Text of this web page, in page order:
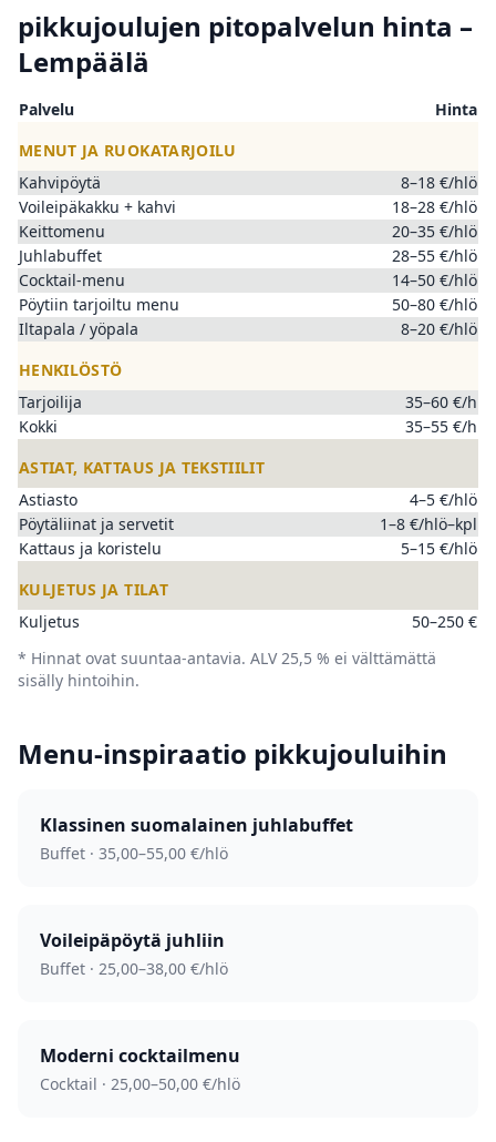
pikkujoulujen pitopalvelun hinta –
Lempäälä
Palvelu
Hinta
MENUT JA RUOKATARJOILU
Kahvipöytä
8–18 €/hlö
Voileipäkakku + kahvi
18–28 €/hlö
Keittomenu
20–35 €/hlö
Juhlabuffet
28–55 €/hlö
Cocktail-menu
14–50 €/hlö
Pöytiin tarjoiltu menu
50–80 €/hlö
Iltapala / yöpala
8–20 €/hlö
HENKILÖSTÖ
Tarjoilija
35–60 €/h
Kokki
35–55 €/h
ASTIAT, KATTAUS JA TEKSTIILIT
Astiasto
4–5 €/hlö
Pöytäliinat ja servetit
1–8 €/hlö–kpl
Kattaus ja koristelu
5–15 €/hlö
KULJETUS JA TILAT
Kuljetus
50–250 €
* Hinnat ovat suuntaa-antavia. ALV 25,5 % ei välttämättä
sisälly hintoihin.
Menu-inspiraatio pikkujouluihin
Klassinen suomalainen juhla­buffet
Buffet · 35,00–55,00 €/hlö
Voileipäpöytä juhliin
Buffet · 25,00–38,00 €/hlö
Moderni cocktail­menu
Cocktail · 25,00–50,00 €/hlö